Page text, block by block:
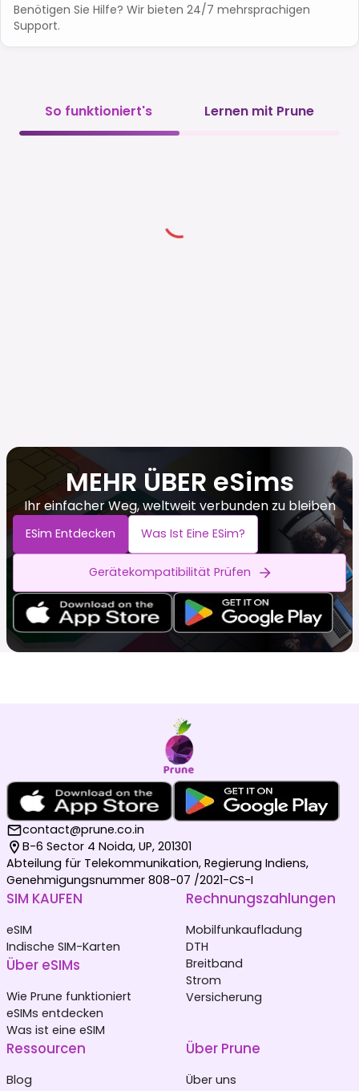
Benötigen Sie Hilfe? Wir bieten 24/7 mehrsprachigen
Support.
So funktioniert's Lernen mit Prune
MEHR ÜBER eSims
Ihr einfacher Weg, weltweit verbunden zu bleiben
ESim Entdecken Was Ist Eine ESim?
Gerätekompatibilität Prüfen
contact@prune.co.in
B-6 Sector 4 Noida, UP, 201301
Abteilung für Telekommunikation, Regierung Indiens,
Genehmigungsnummer 808-07 /2021-CS-I
SIM KAUFEN
eSIM
Indische SIM-Karten
Über eSIMs
Wie Prune funktioniert
eSIMs entdecken
Was ist eine eSIM
Rechnungszahlungen
Mobilfunkaufladung
DTH
Breitband
Strom
Versicherung
Ressourcen
Blog
Über Prune
Über uns